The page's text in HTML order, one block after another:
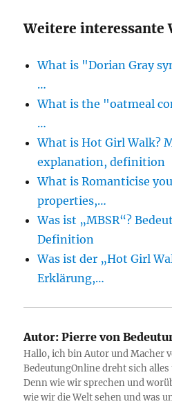
Weitere interessante
What is "Dorian Gray
…
What is the "oatmeal
…
What is Hot Girl Walk?
explanation, definition
What is Romanticise
properties,…
Was ist „MBSR“?
Definition
Was ist der „Hot Girl
Erklärung,…
Autor: Pierre von
Hallo, ich bin Autor und Macher
BedeutungOnline dreht sich
Denn wie wir sprechen und
wie wir die Welt sehen und was